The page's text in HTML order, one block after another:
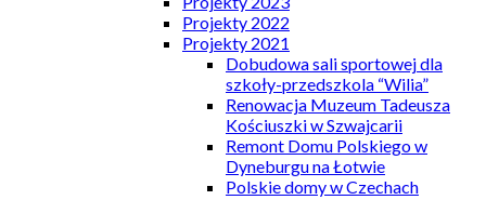
Projekty 2022
Projekty 2021
Dobudowa sali sportowej dla
szkoły-przedszkola “Wilia”
Renowacja Muzeum Tadeusza
Kościuszki w Szwajcarii
Remont Domu Polskiego w
Dyneburgu na Łotwie
Polskie domy w Czechach